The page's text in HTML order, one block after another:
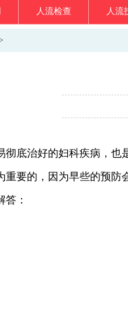
人流检查 人流
治好的妇科疾病，也
重要的，因为早些的预
：